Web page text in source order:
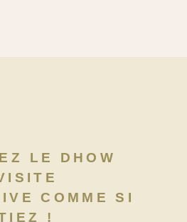
LE DHOW
COMME SI
!